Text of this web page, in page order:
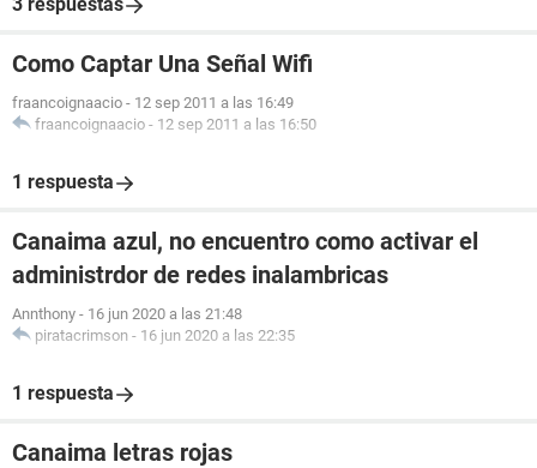
Como Captar Una Señal Wifi
fraancoignaacio - 12 sep 2011 a las 16:49
fraancoignaacio - 12 sep 2011 a las 16:50
1 respuesta
Canaima azul, no encuentro como activar el
administrdor de redes inalambricas
Annthony - 16 jun 2020 a las 21:48
piratacrimson - 16 jun 2020 a las 22:35
1 respuesta
Canaima letras rojas